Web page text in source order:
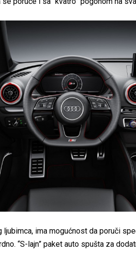
ima mogućnost da poruči
“S-lajn” paket auto spušta za